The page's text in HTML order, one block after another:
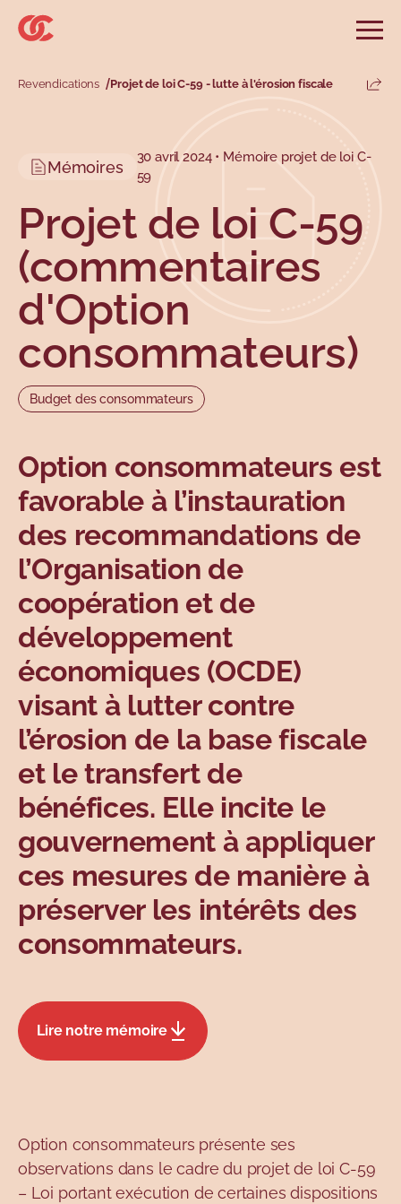
Sauter au menu principal
Sauter au champ de recherche
Sauter au contenu principal
Sauter au pied de page
Rechercher
Menu secondaire
Menu principal
Profils
Sujets
Types
Sujets
Revendications Projet de loi C-59 - lutte à l'érosion fiscale
Mémoires
30 avril 2024 • Mémoire projet de loi C-
59
Projet de loi C-59
(commentaires
d'Option
consommateurs)
Budget des consommateurs
Option consommateurs est
favorable à l’instauration
des recommandations de
l’Organisation de
coopération et de
développement
économiques (OCDE)
visant à lutter contre
l’érosion de la base fiscale
et le transfert de
bénéfices. Elle incite le
gouvernement à appliquer
ces mesures de manière à
préserver les intérêts des
consommateurs.
Lire notre mémoire
Option consommateurs présente ses
observations dans le cadre du projet de loi C-59
– Loi portant exécution de certaines dispositions